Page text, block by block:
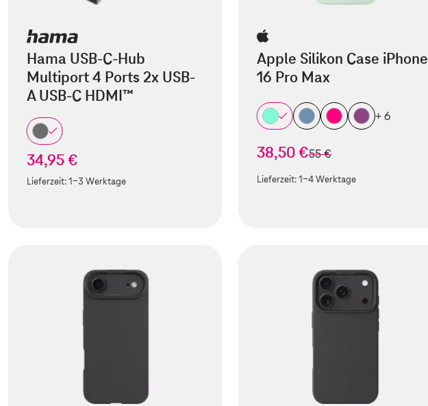
Hama USB-C-Hub
Multiport 4 Ports 2x USB-
A USB-C HDMI™
34,95 €
Lieferzeit:1-3 Werktage
Apple Silikon Case iPhone
16 Pro Max
+ 6
38,50 €statt
55 €
Lieferzeit:1-4 Werktage